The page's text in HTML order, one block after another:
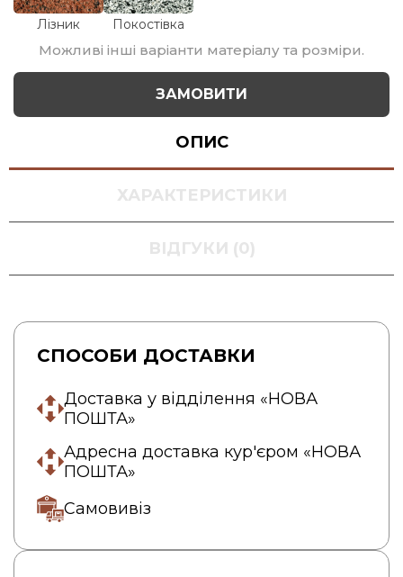
Лізник Покостівка
Можливі інші варіанти матеріалу та розміри.
ЗАМОВИТИ
ОПИС
ХАРАКТЕРИСТИКИ
ВІДГУКИ (0)
СПОСОБИ ДОСТАВКИ
Доставка у відділення «НОВА
ПОШТА»
Адресна доставка кур'єром «НОВА
ПОШТА»
Самовивіз